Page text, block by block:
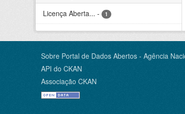
Licença Aberta... - 1
Sobre Portal de Dados Abertos - Agência
API do CKAN
Associação CKAN